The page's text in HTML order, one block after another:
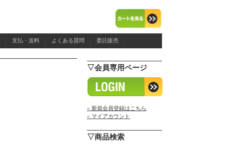
支払・送料 よくある質問 委託販売
▽会員専用ページ
» 新規会員登録はこちら
» マイアカウント
▽商品検索